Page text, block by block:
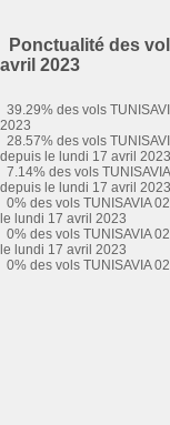
Ponctualité des
avril 2023
39.29% des vols
2023
28.57% des vols
depuis le lundi 17 avril 2023
7.14% des vols
depuis le lundi 17 avril 2023
0% des vols TUNISAVIA
le lundi 17 avril 2023
0% des vols TUNISAVIA
le lundi 17 avril 2023
0% des vols TUNISAVIA